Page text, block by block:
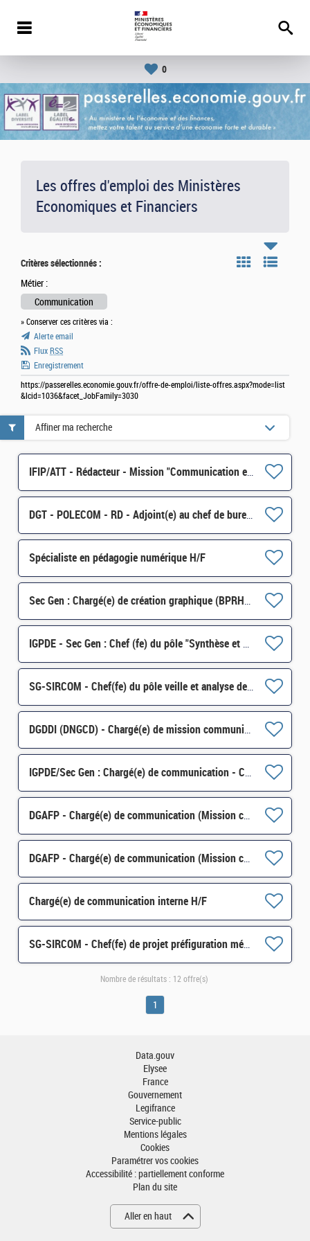
0
Les offres d'emploi des Ministères
Economiques et Financiers
Critères sélectionnés :
Métier :
Communication
» Conserver ces critères via :
Alerte email
Flux RSS
Enregistrement
https://passerelles.economie.gouv.fr/offre-de-emploi/liste-offres.aspx?mode=list
&lcid=1036&facet_JobFamily=3030
IFIP/ATT - Rédacteur - Mission "Communication et Animation du réseau des agents comptables" - 2FCE-2B
DGT - POLECOM - RD - Adjoint(e) au chef de bureau, en charge de la communication externe H/F
Spécialiste en pédagogie numérique H/F
Sec Gen : Chargé(e) de création graphique (BPRHAC) Contrat court H/F
IGPDE - Sec Gen : Chef (fe) du pôle "Synthèse et communication" H/F
SG-SIRCOM - Chef(fe) du pôle veille et analyse des dynamiques d'opinion H/F
DGDDI (DNGCD) - Chargé(e) de mission communication et dialogue social H/F
IGPDE/Sec Gen : Chargé(e) de communication - CDD 6 mois H/F
DGAFP - Chargé(e) de communication (Mission communication) H/F
DGAFP - Chargé(e) de communication (Mission communication) H/F
Chargé(e) de communication interne H/F
SG-SIRCOM - Chef(fe) de projet préfiguration médiathèque ministérielle (CDD 4 mois) H/F
Affiner ma recherche
Nombre de résultats : 12 offre(s)
1
Data.gouv
Elysee
France
Gouvernement
Legifrance
Service-public
Mentions légales
Cookies
Paramétrer vos cookies
Accessibilité : partiellement conforme
Plan du site
Aller en haut